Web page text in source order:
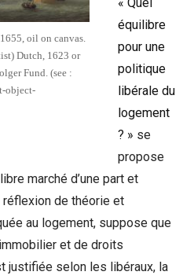
oil on canvas.
Dutch, 1623 or
Fund. (see :
object-
équilibre
pour une
politique
libérale du
logement
? » se
propose
marché d’une part et
réflexion de théorie et
au logement, suppose que
et de droits
justifiée selon les libéraux, la